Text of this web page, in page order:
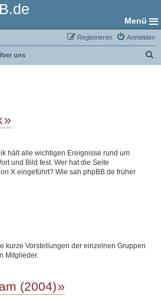
Menü
Anmelden
Registrieren
uns
hält alle wichtigen Ereignisse rund um
und Bild fest. Wer hat die Seite
X eingeführt? Wie sah phpBB.de früher
kurze Vorstellungen der einzelnen Gruppen
Mitglieder.
(2004)